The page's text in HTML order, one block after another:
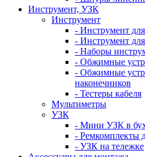
Инструмент, УЗК
Инструмент
- Инструмент
- Инструмент
- Наборы
- Обжимные
- Обжимные
наконечников
- Тестеры кабеля
Мультиметры
УЗК
- Мини УЗК в
- Ремкомплекты
- УЗК на тележке